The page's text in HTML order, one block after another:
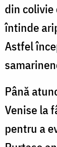
din colivie
întinde
Astfel
Până
Venise la
pentru a